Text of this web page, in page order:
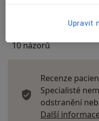
10 názorů
Recenze
Specialisté
odstranění
Další
Upravit